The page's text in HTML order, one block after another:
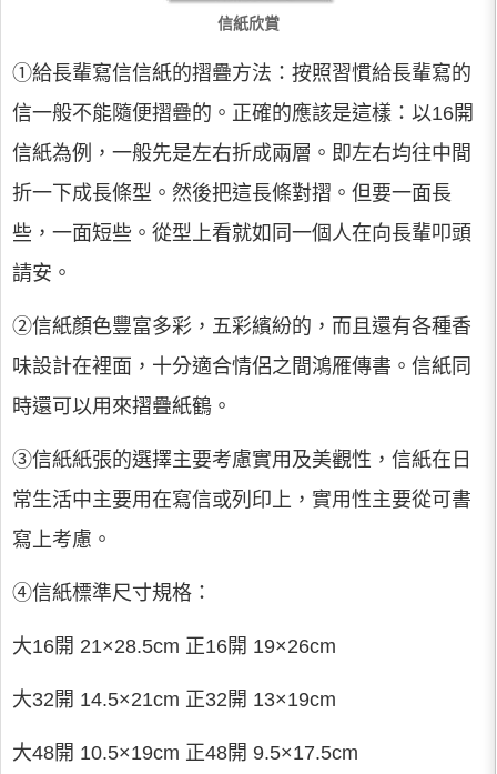
信紙欣賞
①給長輩寫信信紙的摺疊方法：按照習慣給長輩寫的
信一般不能隨便摺疊的。正確的應該是這樣：以16開
信紙為例，一般先是左右折成兩層。即左右均往中間
折一下成長條型。然後把這長條對摺。但要一面長
些，一面短些。從型上看就如同一個人在向長輩叩頭
請安。
②信紙顏色豐富多彩，五彩繽紛的，而且還有各種香
味設計在裡面，十分適合情侶之間鴻雁傳書。信紙同
時還可以用來摺疊紙鶴。
③信紙紙張的選擇主要考慮實用及美觀性，信紙在日
常生活中主要用在寫信或列印上，實用性主要從可書
寫上考慮。
④信紙標準尺寸規格：
大16開 21×28.5cm 正16開 19×26cm
大32開 14.5×21cm 正32開 13×19cm
大48開 10.5×19cm 正48開 9.5×17.5cm